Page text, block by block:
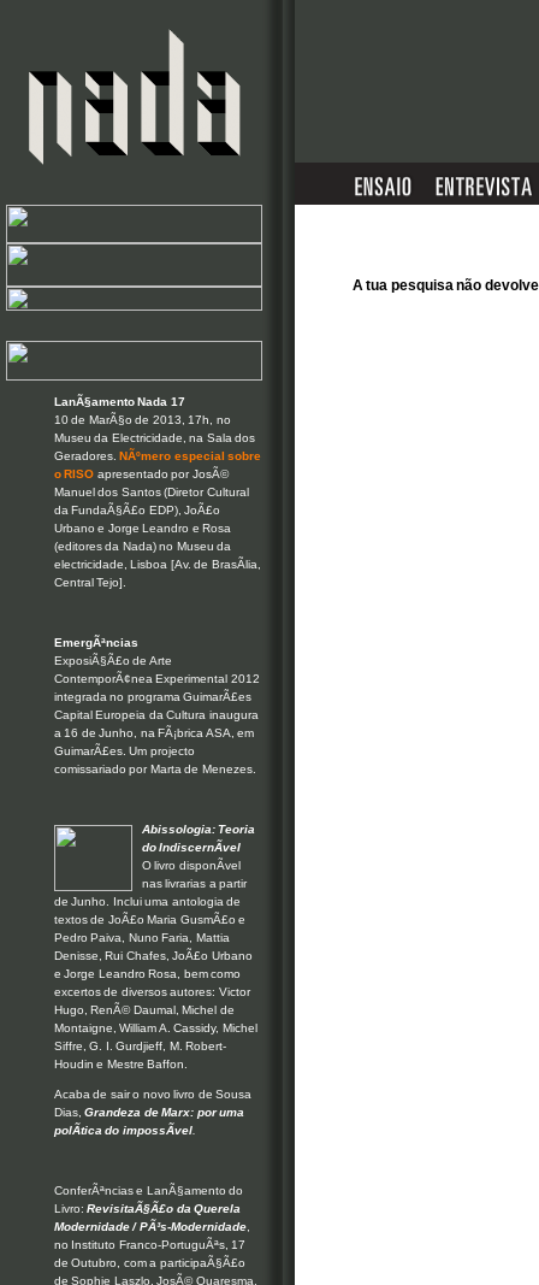
LanÃ§amento Nada 17
10 de MarÃ§o de 2013, 17h, no
Museu da Electricidade, na Sala dos
Geradores.NÃºmero especial sobre
o RISO apresentado por JosÃ©
Manuel dos Santos (Diretor Cultural
da FundaÃ§Ã£o EDP), JoÃ£o
Urbano e Jorge Leandro e Rosa
(editores da Nada) no Museu da
electricidade, Lisboa [Av. de BrasÃ­lia,
Central Tejo].
EmergÃªncias
ExposiÃ§Ã£o de Arte
ContemporÃ¢nea Experimental 2012
integrada no programa GuimarÃ£es
Capital Europeia da Cultura inaugura
a 16 de Junho, na FÃ¡brica ASA, em
GuimarÃ£es. Um projecto
comissariado por Marta de Menezes.
Abissologia: Teoria
do IndiscernÃ­vel
O livro disponÃ­vel
nas livrarias a partir
de Junho. Inclui uma antologia de
textos de JoÃ£o Maria GusmÃ£o e
Pedro Paiva, Nuno Faria, Mattia
Denisse, Rui Chafes, JoÃ£o Urbano
e Jorge Leandro Rosa, bem como
excertos de diversos autores: Victor
Hugo, RenÃ© Daumal, Michel de
Montaigne, William A. Cassidy, Michel
Siffre, G. I. Gurdjieff, M. Robert-
Houdin e Mestre Baffon.
Acaba de sair o novo livro de Sousa
Dias,Grandeza de Marx: por uma
polÃ­tica do impossÃ­vel.
ConferÃªncias e LanÃ§amento do
Livro:RevisitaÃ§Ã£o da Querela
Modernidade / PÃ³s-Modernidade,
no Instituto Franco-PortuguÃªs, 17
de Outubro, com a participaÃ§Ã£o
de Sophie Laszlo, JosÃ© Quaresma,
A tua pesquisa não